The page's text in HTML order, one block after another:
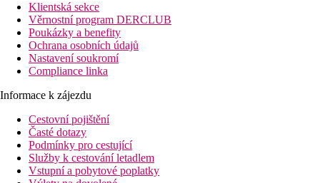
Klientská sekce
Věrnostní program DERCLUB
Poukázky a benefity
Ochrana osobních údajů
Nastavení soukromí
Compliance linka
Informace k zájezdu
Cestovní pojištění
Časté dotazy
Podmínky pro cestující
Služby k cestování letadlem
Vstupní a pobytové poplatky